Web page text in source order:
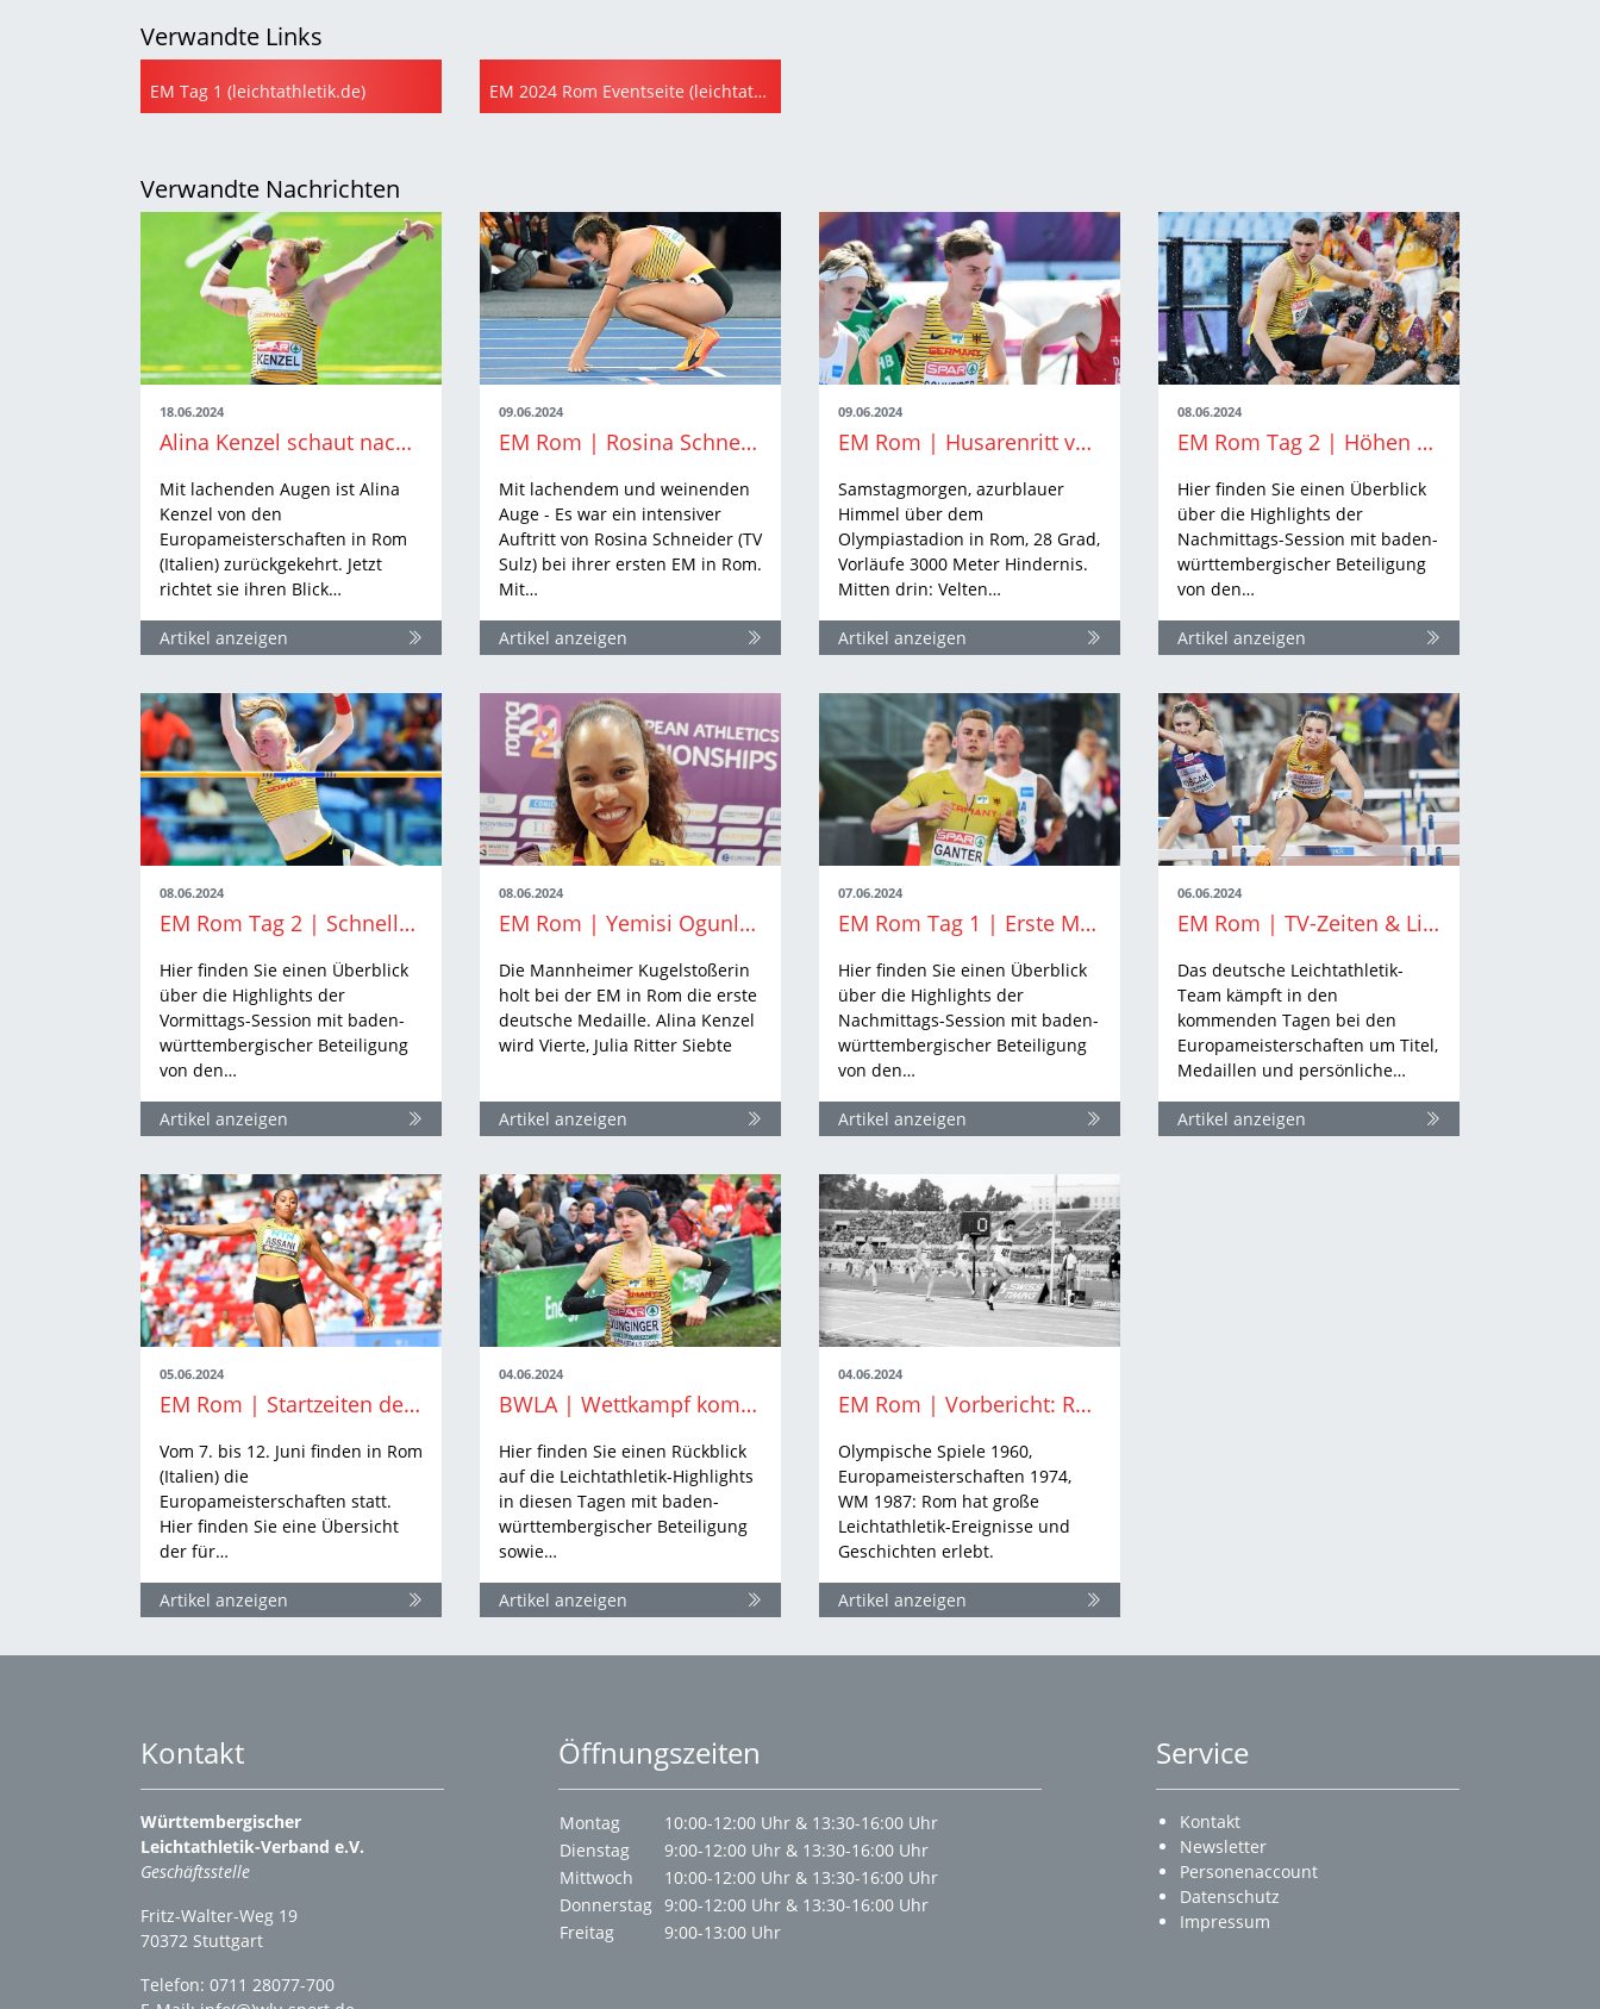
Verwandte Links
EM Tag 1 (leichtathletik.de) EM 2024 Rom Eventseite (leichtathletik.de)
Verwandte Nachrichten
18.06.2024
Alina Kenzel schaut nach vorn
Mit lachenden Augen ist Alina
Kenzel von den
Europameisterschaften in Rom
(Italien) zurückgekehrt. Jetzt
richtet sie ihren Blick…
Artikel anzeigen
09.06.2024
EM Rom | Rosina Schneider und die zehnte Hürde
Mit lachendem und weinenden
Auge - Es war ein intensiver
Auftritt von Rosina Schneider (TV
Sulz) bei ihrer ersten EM in Rom.
Mit…
Artikel anzeigen
09.06.2024
EM Rom | Husarenritt von Velten Schneider
Samstagmorgen, azurblauer
Himmel über dem
Olympiastadion in Rom, 28 Grad,
Vorläufe 3000 Meter Hindernis.
Mitten drin: Velten…
Artikel anzeigen
08.06.2024
EM Rom Tag 2 | Höhen und Tiefen in den (Halb-) Finals
Hier finden Sie einen Überblick
über die Highlights der
Nachmittags-Session mit baden-
württembergischer Beteiligung
von den…
Artikel anzeigen
08.06.2024
EM Rom Tag 2 | Schnelle Läufe und hohe Höhen
Hier finden Sie einen Überblick
über die Highlights der
Vormittags-Session mit baden-
württembergischer Beteiligung
von den…
Artikel anzeigen
08.06.2024
EM Rom | Yemisi Ogunleye schreibt römische Geschichte
Die Mannheimer Kugelstoßerin
holt bei der EM in Rom die erste
deutsche Medaille. Alina Kenzel
wird Vierte, Julia Ritter Siebte
Artikel anzeigen
07.06.2024
EM Rom Tag 1 | Erste Medaille und Zitterpartien
Hier finden Sie einen Überblick
über die Highlights der
Nachmittags-Session mit baden-
württembergischer Beteiligung
von den…
Artikel anzeigen
06.06.2024
EM Rom | TV-Zeiten & Livestreams: So sehen Sie die Leichtathletik-EM in Rom live
Das deutsche Leichtathletik-
Team kämpft in den
kommenden Tagen bei den
Europameisterschaften um Titel,
Medaillen und persönliche…
Artikel anzeigen
05.06.2024
EM Rom | Startzeiten der BW-Athlet:innen
Vom 7. bis 12. Juni finden in Rom
(Italien) die
Europameisterschaften statt.
Hier finden Sie eine Übersicht
der für…
Artikel anzeigen
04.06.2024
BWLA | Wettkampf kompakt
Hier finden Sie einen Rückblick
auf die Leichtathletik-Highlights
in diesen Tagen mit baden-
württembergischer Beteiligung
sowie…
Artikel anzeigen
04.06.2024
EM Rom | Vorbericht: Römische Geschichten
Olympische Spiele 1960,
Europameisterschaften 1974,
WM 1987: Rom hat große
Leichtathletik-Ereignisse und
Geschichten erlebt.
Artikel anzeigen
Kontakt
Württembergischer
Leichtathletik-Verband e.V.
Geschäftsstelle
Fritz-Walter-Weg 19
70372 Stuttgart
Telefon: 0711 28077-700
Öffnungszeiten
Montag
10:00-12:00 Uhr & 13:30-16:00 Uhr
Dienstag
9:00-12:00 Uhr & 13:30-16:00 Uhr
Mittwoch
10:00-12:00 Uhr & 13:30-16:00 Uhr
Donnerstag 9:00-12:00 Uhr & 13:30-16:00 Uhr
Freitag
9:00-13:00 Uhr
Service
Kontakt
Newsletter
Personenaccount
Datenschutz
Impressum